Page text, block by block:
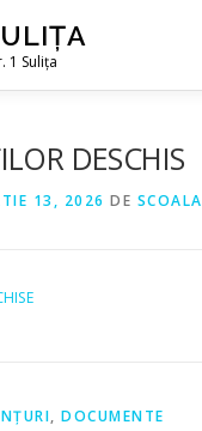
1 Sulița
DESCHIS
13, 2026 DE SCOALA
, DOCUMENTE